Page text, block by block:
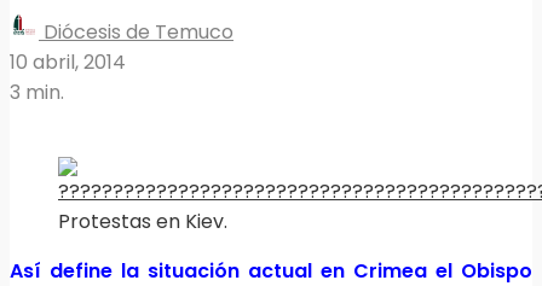
Diócesis de Temuco
10 abril, 2014
3 min.
Protestas en Kiev.
Así define la situación actual en Crimea el Obispo